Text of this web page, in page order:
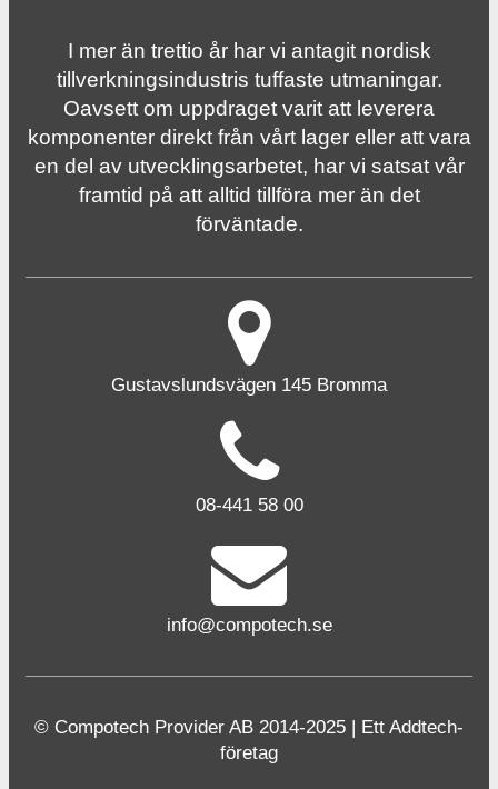
I mer än trettio år har vi antagit nordisk
tillverknings­industris tuffaste utmaningar.
Oavsett om uppdraget varit att leverera
komponenter direkt från vårt lager eller att vara
en del av utvecklingsarbetet, har vi satsat vår
framtid på att alltid tillföra mer än det
förväntade.
Gustavslundsvägen 145 Bromma
08-441 58 00
info@compotech.se
© Compotech Provider AB 2014-2025 | Ett Addtech-
företag